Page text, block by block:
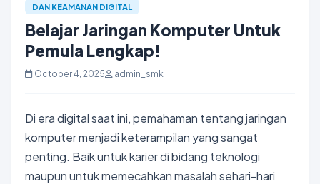
DAN KEAMANAN DIGITAL
Belajar Jaringan Komputer Untuk
Pemula Lengkap!
October 4, 2025 admin_smk
Di era digital saat ini, pemahaman tentang jaringan
komputer menjadi keterampilan yang sangat
penting. Baik untuk karier di bidang teknologi
maupun untuk memecahkan masalah sehari-hari